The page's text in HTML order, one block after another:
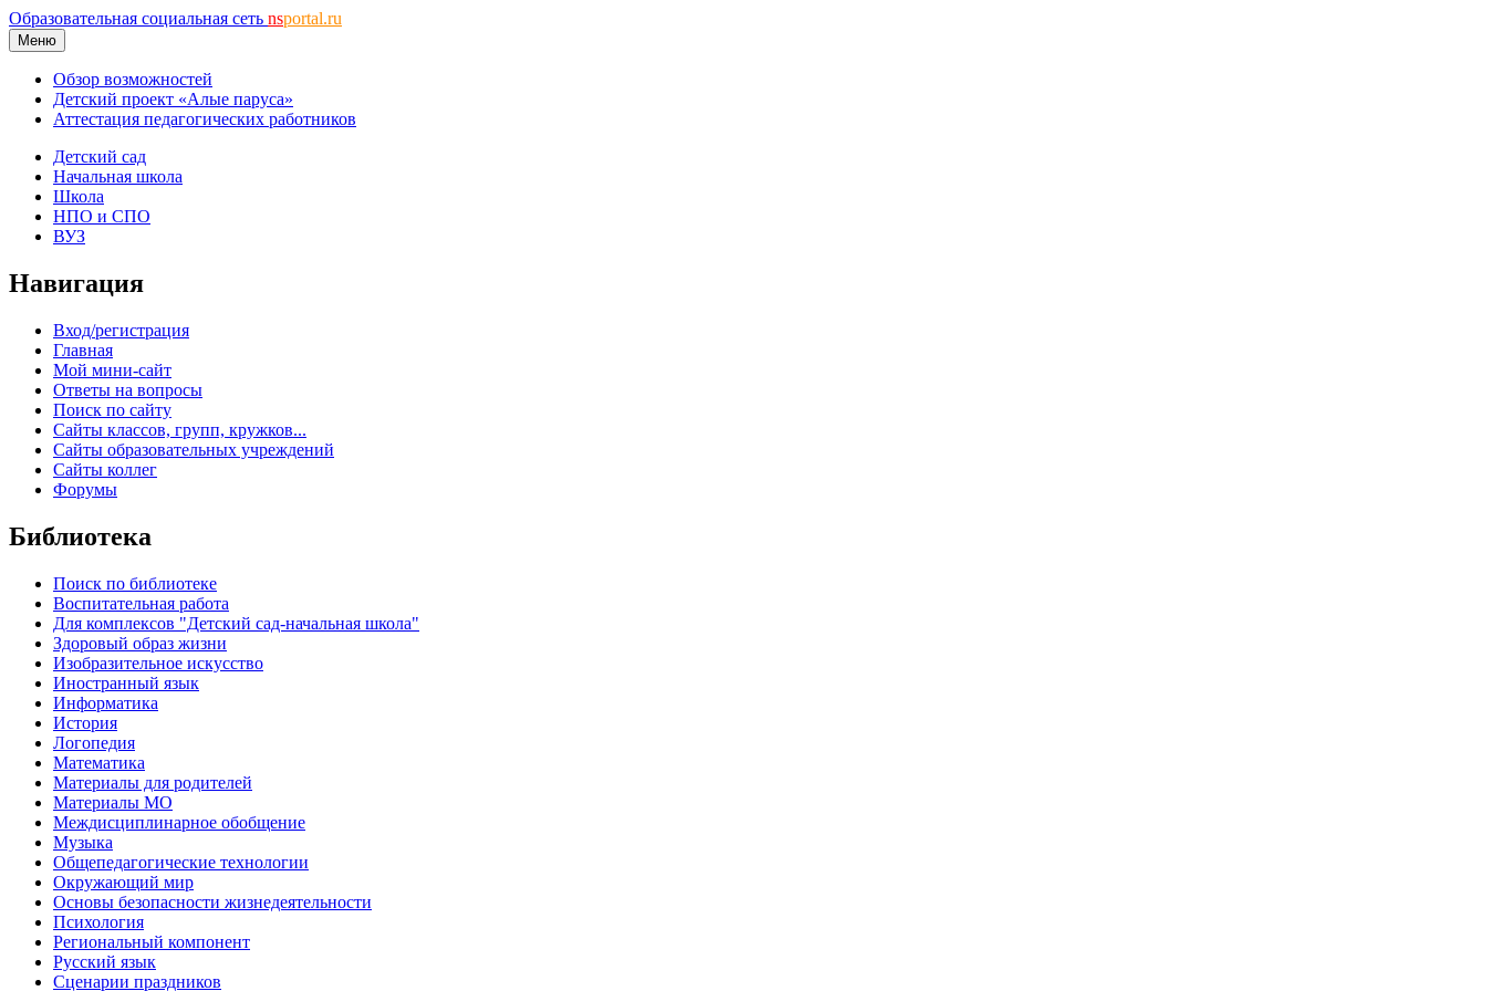
Образовательная социальная сеть nsportal.ru
Меню
Обзор возможностей
Детский проект «Алые паруса»
Аттестация педагогических работников
Детский сад
Начальная школа
Школа
НПО и СПО
ВУЗ
Навигация
Вход/регистрация
Главная
Мой мини-сайт
Ответы на вопросы
Поиск по сайту
Сайты классов, групп, кружков...
Сайты образовательных учреждений
Сайты коллег
Форумы
Библиотека
Поиск по библиотеке
Воспитательная работа
Для комплексов "Детский сад-начальная школа"
Здоровый образ жизни
Изобразительное искусство
Иностранный язык
Информатика
История
Логопедия
Математика
Материалы для родителей
Материалы МО
Междисциплинарное обобщение
Музыка
Общепедагогические технологии
Окружающий мир
Основы безопасности жизнедеятельности
Психология
Региональный компонент
Русский язык
Сценарии праздников